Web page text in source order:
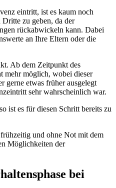
eintritt, ist es kaum noch
zu geben, da der
rückabwickeln kann. Dabei
an Ihre Eltern oder die
Ab dem Zeitpunkt des
mehr möglich, wobei dieser
gerne etwas früher ausgelegt
sehr wahrscheinlich war.
ist es für diesen Schritt bereits zu
und ohne Not mit dem
Möglichkeiten der
bei